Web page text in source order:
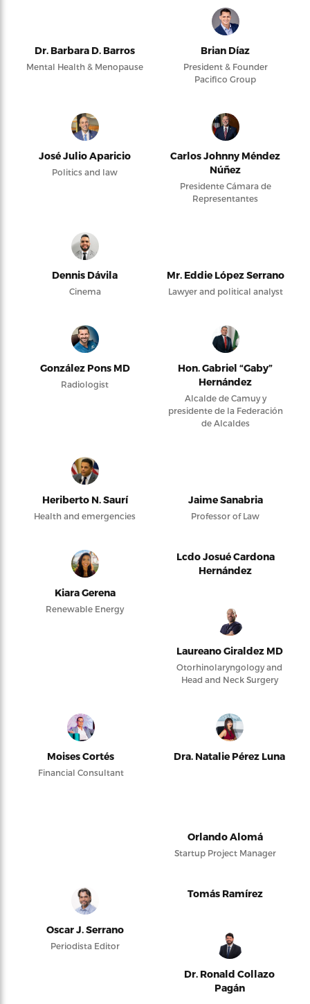
Dr. Barbara D. Barros
Mental Health & Menopause
Brian Díaz
President & Founder
Pacifico Group
José Julio Aparicio
Politics and law
Carlos Johnny Méndez
Núñez
Presidente Cámara de
Representantes
Dennis Dávila
Cinema
Mr. Eddie López Serrano
Lawyer and political analyst
González Pons MD
Radiologist
Hon. Gabriel “Gaby”
Hernández
Alcalde de Camuy y
presidente de la Federación
de Alcaldes
Heriberto N. Saurí
Health and emergencies
Jaime Sanabria
Professor of Law
Kiara Gerena
Renewable Energy
Lcdo Josué Cardona
Hernández
Laureano Giraldez MD
Otorhinolaryngology and
Head and Neck Surgery
Moises Cortés
Financial Consultant
Dra. Natalie Pérez Luna
Orlando Alomá
Startup Project Manager
Oscar J. Serrano
Periodista Editor
Tomás Ramírez
Dr. Ronald Collazo
Pagán